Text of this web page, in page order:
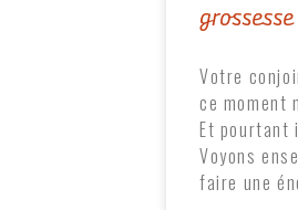
Votre
ce moment
Et pourtant
Voyons
faire une